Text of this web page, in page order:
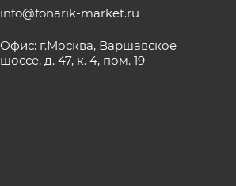
info@fonarik-market.ru
Офис: г.Москва, Варшавское
шоссе, д. 47, к. 4, пом. 19